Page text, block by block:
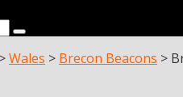
>Wales > Brecon Beacons >